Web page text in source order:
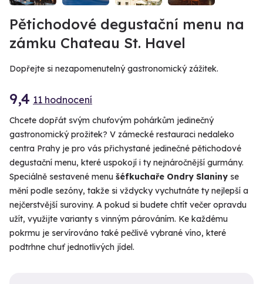
Pětichodové degustační menu na
zámku Chateau St. Havel
Dopřejte si nezapomenutelný gastronomický zážitek.
9,4 11 hodnocení
Chcete dopřát svým chuťovým pohárkům jedinečný
gastronomický prožitek? V zámecké restauraci nedaleko
centra Prahy je pro vás přichystané jedinečné pětichodové
degustační menu, které uspokojí i ty nejnáročnější gurmány.
Speciálně sestavené menu šéfkuchaře Ondry Slaniny se
mění podle sezóny, takže si vždycky vychutnáte ty nejlepší a
nejčerstvější suroviny. A pokud si budete chtít večer opravdu
užít, využijte varianty s vinným párováním. Ke každému
pokrmu je servírováno také pečlivě vybrané víno, které
podtrhne chuť jednotlivých jídel.